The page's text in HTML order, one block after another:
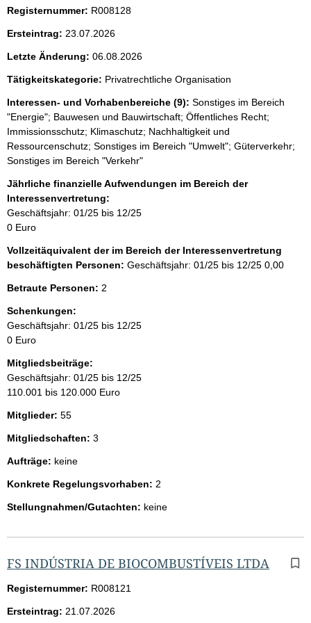
Registernummer: R008128
Ersteintrag: 23.07.2026
Letzte Änderung: 06.08.2026
Tätigkeitskategorie: Privatrechtliche Organisation
Interessen- und Vorhabenbereiche (9): Sonstiges im Bereich
"Energie"; Bauwesen und Bauwirtschaft; Öffentliches Recht;
Immissionsschutz; Klimaschutz; Nachhaltigkeit und
Ressourcenschutz; Sonstiges im Bereich "Umwelt"; Güterverkehr;
Sonstiges im Bereich "Verkehr"
Jährliche finanzielle Aufwendungen im Bereich der
Interessenvertretung:
Geschäftsjahr: 01/25 bis 12/25
0 Euro
Vollzeitäquivalent der im Bereich der Interessenvertretung
beschäftigten Personen: Geschäftsjahr: 01/25 bis 12/25 0,00
Betraute Personen: 2
Schenkungen:
Geschäftsjahr: 01/25 bis 12/25
0 Euro
Mitgliedsbeiträge:
Geschäftsjahr: 01/25 bis 12/25
110.001 bis 120.000 Euro
Mitglieder: 55
Mitgliedschaften: 3
Aufträge: keine
Konkrete Regelungsvorhaben: 2
Stellungnahmen/Gutachten: keine
FS INDÚSTRIA DE BIOCOMBUSTÍVEIS LTDA
Registernummer: R008121
Ersteintrag: 21.07.2026